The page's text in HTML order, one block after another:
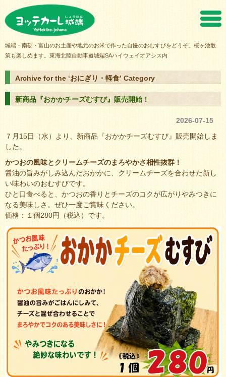
城端・南砺・富山のお土産や地元のお米で作った自慢のおむすびをどうぞ。桜ヶ池散
策も楽しめます。東海北陸自動車道城端SAハイウェイオアシス内
Archive for the ‘おにぎり・軽食’ Category
新商品『おかかチーズむすび』販売開始！
2026-07-15
７月15日（水）より、新商品『おかかチーズむすび』販売開始しま
した。
かつおの風味とクリームチーズのまろやかさ相性抜群！
醤油の旨みがしみ込んだおかかに、クリームチーズを合わせた新し
い味わいのおむすびです。
ひと口食べると、かつおの香りとチーズのコクが広がりやみつきに
なる美味しさ。ぜひ一度ご賞味ください。
価格：１個280円（税込）です。